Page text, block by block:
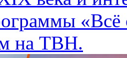
«Всё
на ТВН.